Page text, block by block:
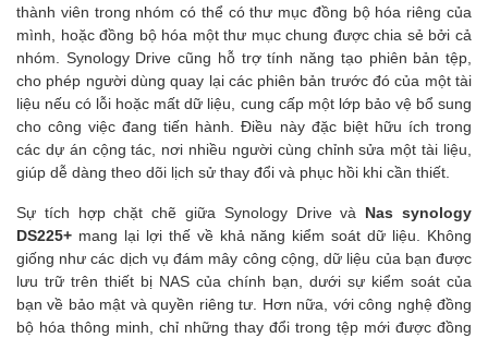
thành viên trong nhóm có thể có thư mục đồng bộ hóa riêng của
mình, hoặc đồng bộ hóa một thư mục chung được chia sẻ bởi cả
nhóm. Synology Drive cũng hỗ trợ tính năng tạo phiên bản tệp,
cho phép người dùng quay lại các phiên bản trước đó của một tài
liệu nếu có lỗi hoặc mất dữ liệu, cung cấp một lớp bảo vệ bổ sung
cho công việc đang tiến hành. Điều này đặc biệt hữu ích trong
các dự án cộng tác, nơi nhiều người cùng chỉnh sửa một tài liệu,
giúp dễ dàng theo dõi lịch sử thay đổi và phục hồi khi cần thiết.
Sự tích hợp chặt chẽ giữa Synology Drive và Nas synology
DS225+ mang lại lợi thế về khả năng kiểm soát dữ liệu. Không
giống như các dịch vụ đám mây công cộng, dữ liệu của bạn được
lưu trữ trên thiết bị NAS của chính bạn, dưới sự kiểm soát của
bạn về bảo mật và quyền riêng tư. Hơn nữa, với công nghệ đồng
bộ hóa thông minh, chỉ những thay đổi trong tệp mới được đồng